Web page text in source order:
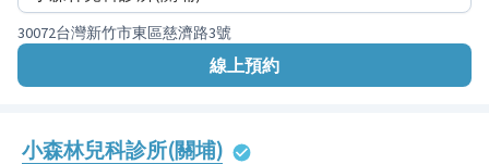
30072台灣新竹市東區慈濟路3號
線上預約
小森林兒科診所(關埔)